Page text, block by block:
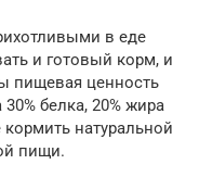
в еде
и готовый корм, и
пищевая ценность
белка, 20% жира
натуральной
пищи.